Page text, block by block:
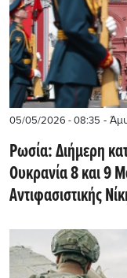
05/05/2026 - 08:35 -
Ρωσία: Διήμερη
Ουκρανία 8 και 9
Αντιφασιστικής